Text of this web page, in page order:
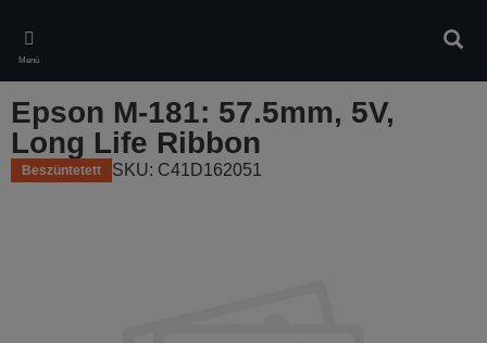
main
content
Menü
Epson M-181: 57.5mm, 5V,
Long Life Ribbon
Beszüntetett SKU: C41D162051